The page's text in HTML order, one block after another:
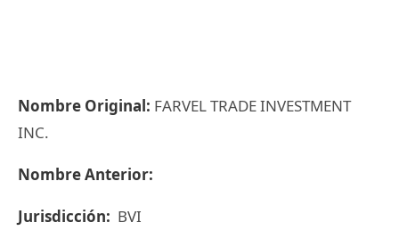
Nombre Original: FARVEL TRADE INVESTMENT
INC.
Nombre Anterior:
Jurisdicción: BVI